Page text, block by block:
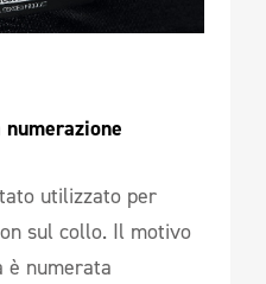
utilizzato per
sul collo. Il motivo
è numerata